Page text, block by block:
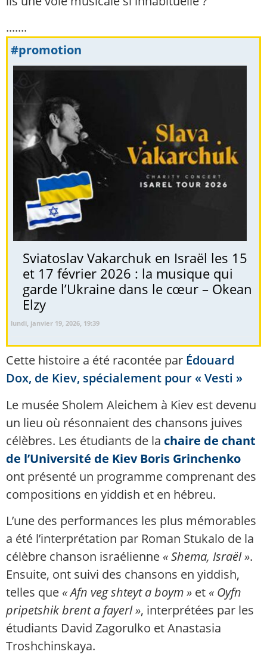
.......
#promotion
Sviatoslav Vakarchuk en Israël les 15
et 17 février 2026 : la musique qui
garde l’Ukraine dans le cœur – Okean
Elzy
lundi, janvier 19, 2026, 19:39
Cette histoire a été racontée par Édouard
Dox, de Kiev, spécialement pour « Vesti »
Le musée Sholem Aleichem à Kiev est devenu
un lieu où résonnaient des chansons juives
célèbres. Les étudiants de la chaire de chant
de l’Université de Kiev Boris Grinchenko
ont présenté un programme comprenant des
compositions en yiddish et en hébreu.
L’une des performances les plus mémorables
a été l’interprétation par Roman Stukalo de la
célèbre chanson israélienne « Shema, Israël ».
Ensuite, ont suivi des chansons en yiddish,
telles que « Afn veg shteyt a boym » et « Oyfn
pripetshik brent a fayerl », interprétées par les
étudiants David Zagorulko et Anastasia
Troshchinskaya.